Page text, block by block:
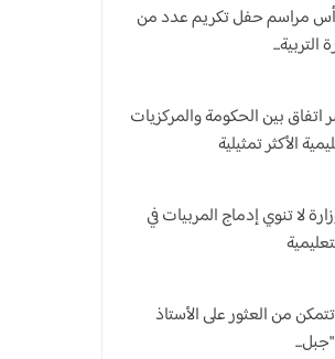
مراسم حفل تكريم عدد من
بين الحكومة والمركزيات
الأكثر تمثيلية
لا تنوي إدماج المربيات في
من العثور على الأستاذ